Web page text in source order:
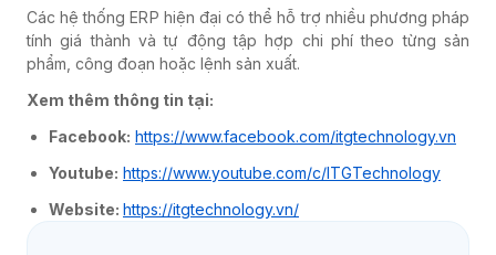
Các hệ thống ERP hiện đại có thể hỗ trợ nhiều phương pháp
tính giá thành và tự động tập hợp chi phí theo từng sản
phẩm, công đoạn hoặc lệnh sản xuất.
Xem thêm thông tin tại:
Facebook: https://www.facebook.com/itgtechnology.vn
Youtube: https://www.youtube.com/c/ITGTechnology
Website: https://itgtechnology.vn/